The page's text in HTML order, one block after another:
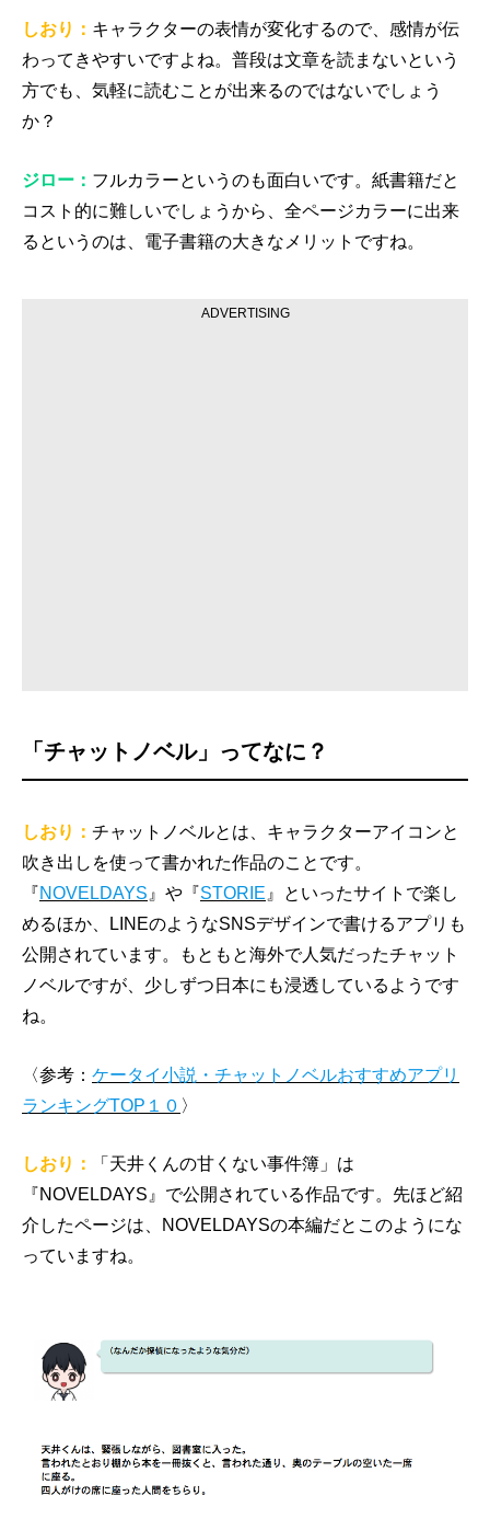
しおり： キャラクターの表情が変化するので、感情が伝
わってきやすいですよね。普段は文章を読まないという
方でも、気軽に読むことが出来るのではないでしょう
か？
ジロー： フルカラーというのも面白いです。紙書籍だと
コスト的に難しいでしょうから、全ページカラーに出来
るというのは、電子書籍の大きなメリットですね。
ADVERTISING
「チャットノベル」ってなに？
しおり： チャットノベルとは、キャラクターアイコンと
吹き出しを使って書かれた作品のことです。
『NOVELDAYS 』や『STORIE 』といったサイトで楽し
めるほか、LINEのようなSNSデザインで書けるアプリも
公開されています。もともと海外で人気だったチャット
ノベルですが、少しずつ日本にも浸透しているようです
ね。
〈参考： ケータイ小説・チャットノベルおすすめアプリ
ランキングTOP１０ 〉
しおり：
「天井くんの甘くない事件簿」は
『NOVELDAYS』で公開されている作品です。先ほど紹
介したページは、NOVELDAYSの本編だとこのようにな
っていますね。